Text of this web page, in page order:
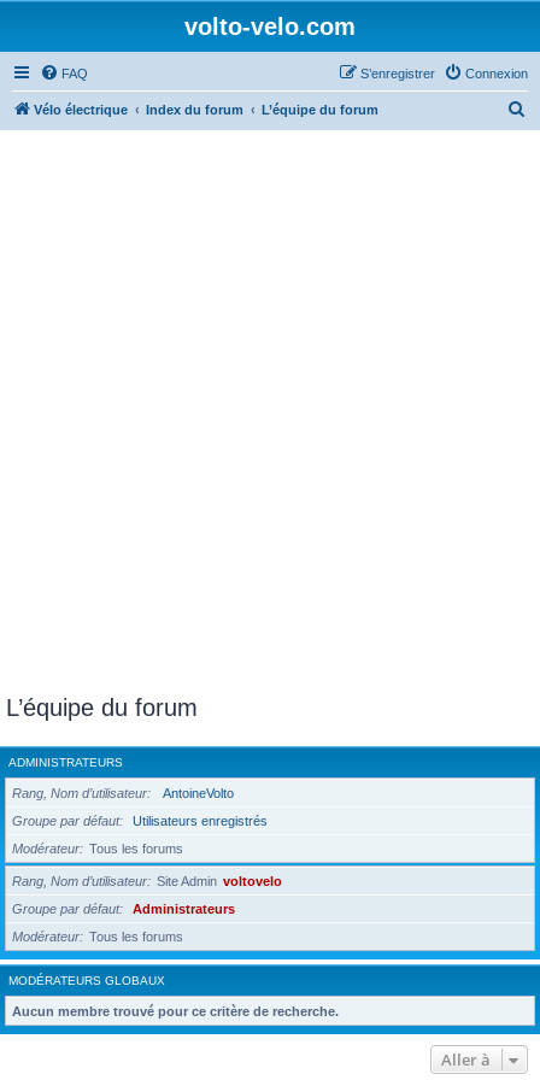
volto-velo.com
FAQ Connexion
S’enregistrer
Vélo électrique Index du forum L’équipe du forum
L’équipe du forum
ADMINISTRATEURS
Rang, Nom d’utilisateur
AntoineVolto
Groupe par défaut
Utilisateurs enregistrés
Modérateur
Tous les forums
Rang, Nom d’utilisateur Site Admin voltovelo
Groupe par défaut
Administrateurs
Modérateur
Tous les forums
MODÉRATEURS GLOBAUX
Aucun membre trouvé pour ce critère de recherche.
Aller à